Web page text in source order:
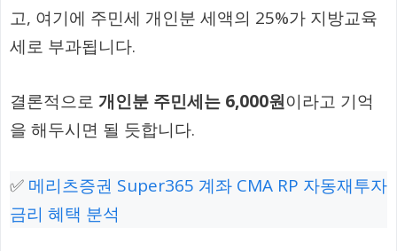
고, 여기에 주민세 개인분 세액의 25%가 지방교육
세로 부과됩니다.
결론적으로 개인분 주민세는 6,000원이라고 기억
을 해두시면 될 듯합니다.
✅ 메리츠증권 Super365 계좌 CMA RP 자동재투자
금리 혜택 분석